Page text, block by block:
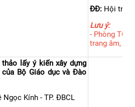
ĐĐ: Hội
Lưu ý:
- Phòng
trang âm,
lấy ý kiến xây dựng
của Bộ Giáo dục và Đào
Kính - TP. ĐBCL